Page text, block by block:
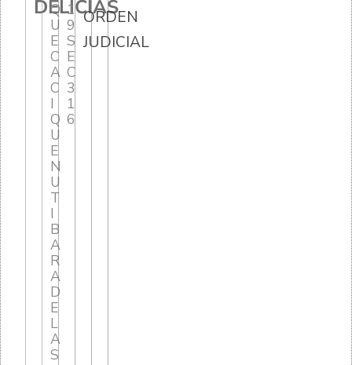
DELICIAS
Q
U
E
C
A
C
I
Q
U
E
N
U
T
I
B
A
R
A
D
E
L
A
S
1
9
S
E
C
3
1
6
ORDEN
JUDICIAL